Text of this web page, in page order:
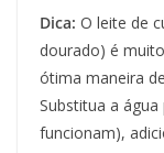
Dica: O leite de
dourado) é
ótima maneira
Substitua a
funcionam),